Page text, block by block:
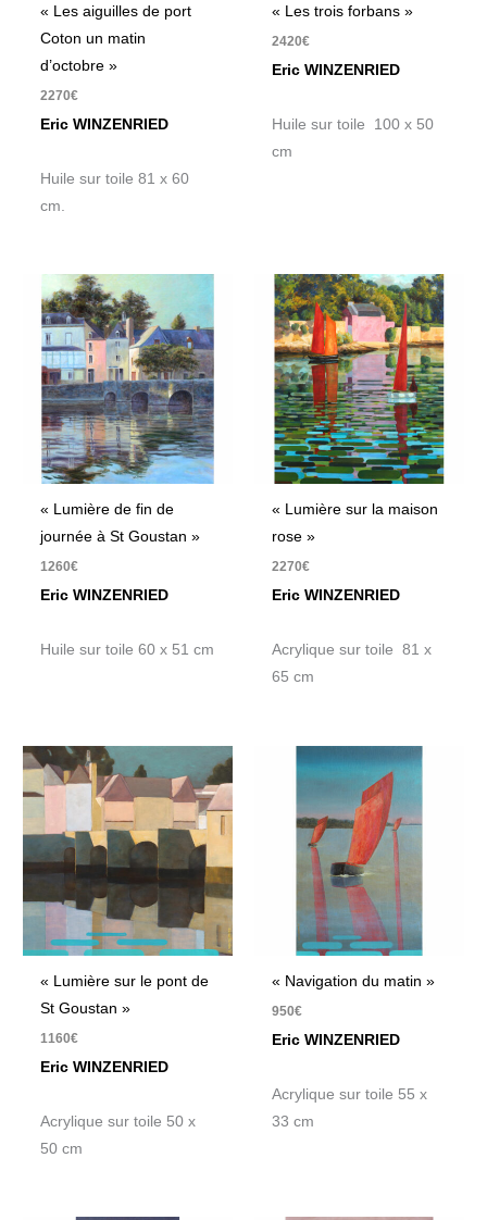
« Les aiguilles de port
Coton un matin
d’octobre »
2270€
Eric WINZENRIED
Huile sur toile 81 x 60
cm.
« Les trois forbans »
2420€
Eric WINZENRIED
Huile sur toile 100 x 50
cm
« Lumière de fin de
journée à St Goustan »
1260€
Eric WINZENRIED
Huile sur toile 60 x 51 cm
« Lumière sur la maison
rose »
2270€
Eric WINZENRIED
Acrylique sur toile 81 x
65 cm
« Lumière sur le pont de
St Goustan »
1160€
Eric WINZENRIED
Acrylique sur toile 50 x
50 cm
« Navigation du matin »
950€
Eric WINZENRIED
Acrylique sur toile 55 x
33 cm